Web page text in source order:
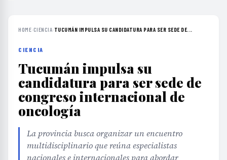
HOME›CIENCIA› TUCUMÁN IMPULSA SU CANDIDATURA PARA SER SEDE DE...
CIENCIA
Tucumán impulsa su
candidatura para ser sede de
congreso internacional de
oncología
La provincia busca organizar un encuentro
multidisciplinario que reúna especialistas
nacionales e internacionales para abordar